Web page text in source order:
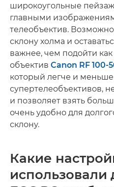
широкоугольные
главными
телеобъектив.
склону холма и
важнее, чем подойти
объектив Canon RF 100-
который легче и меньше
супертелеобъективов,
и позволяет взять
очень удобно для
склону.
Какие